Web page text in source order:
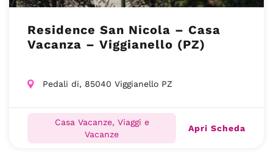
Residence San Nicola – Casa
Vacanza – Viggianello (PZ)
Pedali di, 85040 Viggianello PZ
Casa Vacanze, Viaggi e
Vacanze
Apri Scheda